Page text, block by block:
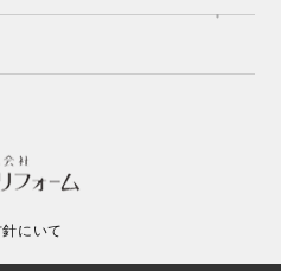
にいて